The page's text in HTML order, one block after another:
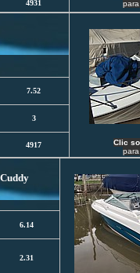
para
4931
Clic
para
7.52
3
4917
6.14
2.31